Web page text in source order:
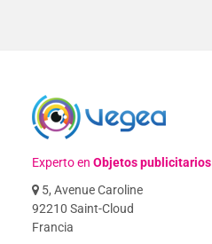
Experto enObjetos publicitarios
5, Avenue Caroline
92210 Saint-Cloud
Francia